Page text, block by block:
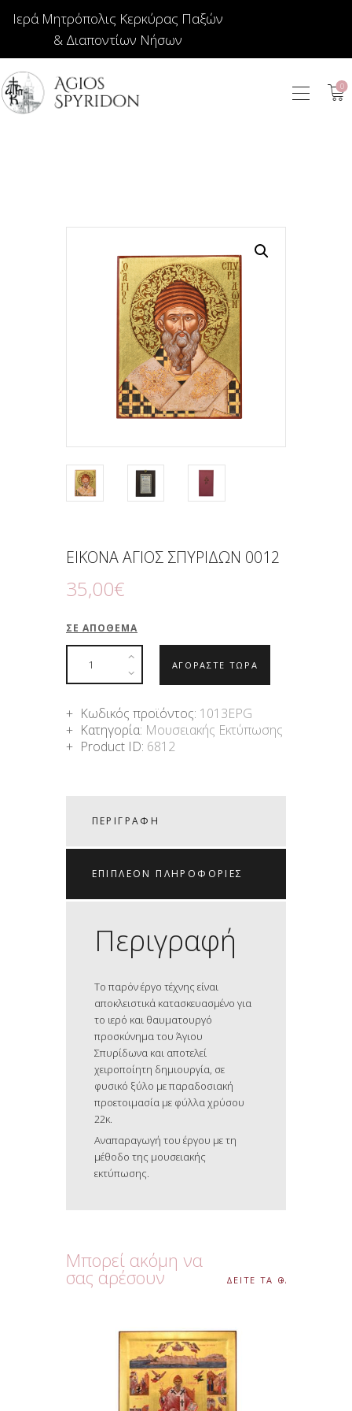
Ιερά Μητρόπολις Κερκύρας Παξών
& Διαποντίων Νήσων
0
ΙΕΡΑΤΙΚΑ
ΕΙΔΗ ΔΩΡΩΝ –
ΣΠΙΤΙΟΥ
ΤΑΜΑΤΑ
ΑΡΘΡΟΓΡΑΦΙΑ
ΕΙΚΟΝΑ ΑΓΙΟΣ ΣΠΥΡΙΔΩΝ 0012
35,00€
ΣΕ ΑΠΌΘΕΜΑ
ΑΓΟΡΑΣΤΕ ΤΩΡΑ
Κωδικός προϊόντος: 1013EPG
Κατηγορία: Μουσειακής Εκτύπωσης
Product ID: 6812
ΠΕΡΙΓΡΑΦΉ
ΕΠΙΠΛΈΟΝ ΠΛΗΡΟΦΟΡΊΕΣ
Περιγραφή
Το παρόν έργο τέχνης είναι
αποκλειστικά κατασκευασμένο για
το ιερό και θαυματουργό
προσκύνημα του Άγιου
Σπυρίδωνα και αποτελεί
χειροποίητη δημιουργία, σε
φυσικό ξύλο με παραδοσιακή
προετοιμασία με φύλλα χρύσου
22κ.
Αναπαραγωγή του έργου με τη
μέθοδο της μουσειακής
εκτύπωσης.
Μπορεί ακόμη να
σας αρέσουν ΔΕΙΤΕ ΤΑ ΟΛΑ